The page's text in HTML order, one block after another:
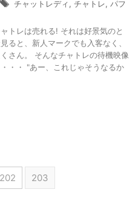
チャットレディ, チャトレ, パフ
トレは売れる! それは好景気のと
ると、新人マークでも入客なく、
さん。 そんなチャトレの待機映像
・・ "あー、これじゃそうなるか
202 203